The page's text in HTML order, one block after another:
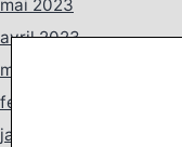
mai 2023
avril 2023
mars 2023
février 2023
janvier 2023